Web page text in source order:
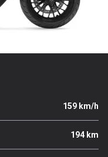
159 km/h
194 km